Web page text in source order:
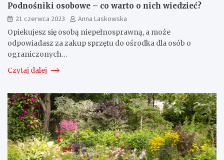
Podnośniki osobowe – co warto o nich wiedzieć?
21 czerwca 2023
Anna Laskowska
Opiekujesz się osobą niepełnosprawną, a może
odpowiadasz za zakup sprzętu do ośrodka dla osób o
ograniczonych…
Czytaj dalej